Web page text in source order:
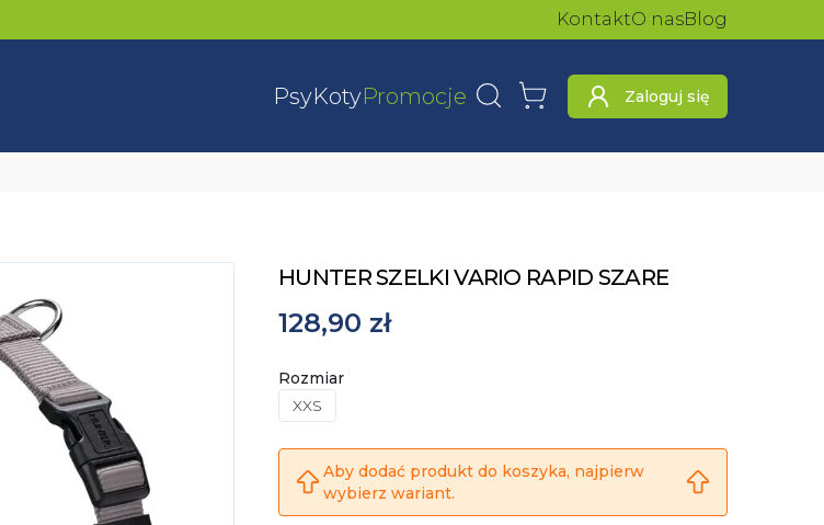
KontaktO nasBlog
PsyKotyPromocje WyszukajKoszyk Zaloguj się
HUNTER SZELKI VARIO RAPID SZARE
128,90 zł
Rozmiar
XXS
Aby dodać produkt do koszyka, najpierw
wybierz wariant.